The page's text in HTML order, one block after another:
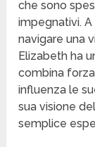
che sono
impegnativi.
navigare una
Elizabeth ha
combina
influenza le
sua visione
semplice